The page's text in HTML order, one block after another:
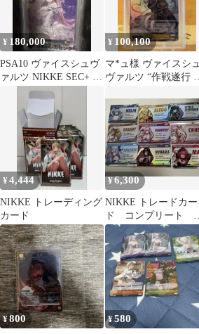
¥ 180,000
PSA10 ヴァイスシュヴ
ァルツ NIKKE SEC+ 失
楽園 ドロシー サイ
¥ 100,100
マ*ュ様 ヴァイスシュ
ヴァルツ “作戦遂行 ラ
¥4,444
NIKKE トレーディング
カード
¥6,300
NIKKE トレードカー
ド コンプリート 全
種 C106 ニケ
¥800 ¥580